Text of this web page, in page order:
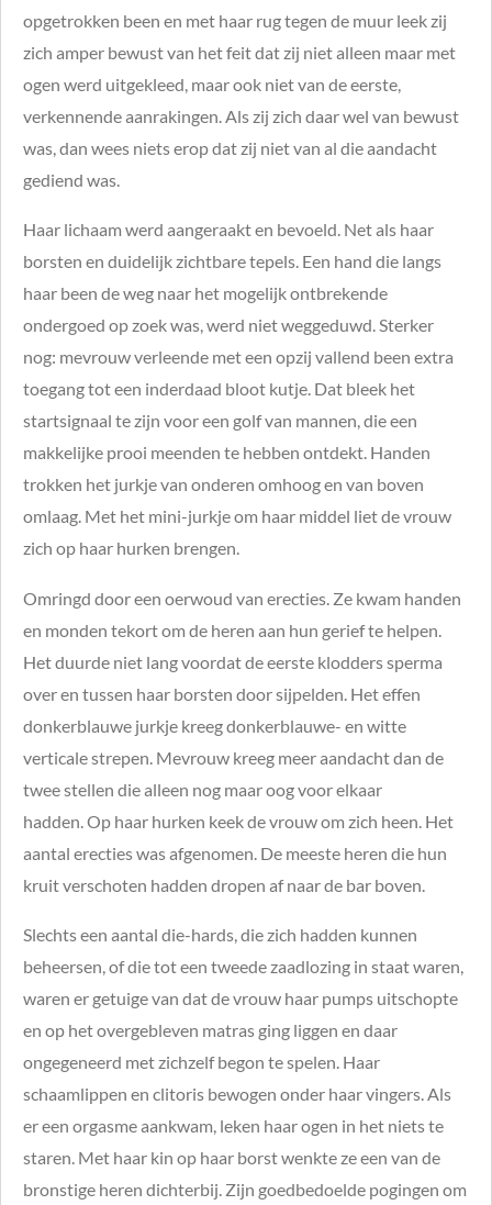
opgetrokken been en met haar rug tegen de muur leek zij
zich amper bewust van het feit dat zij niet alleen maar met
ogen werd uitgekleed, maar ook niet van de eerste,
verkennende aanrakingen. Als zij zich daar wel van bewust
was, dan wees niets erop dat zij niet van al die aandacht
gediend was.
Haar lichaam werd aangeraakt en bevoeld. Net als haar
borsten en duidelijk zichtbare tepels. Een hand die langs
haar been de weg naar het mogelijk ontbrekende
ondergoed op zoek was, werd niet weggeduwd. Sterker
nog: mevrouw verleende met een opzij vallend been extra
toegang tot een inderdaad bloot kutje. Dat bleek het
startsignaal te zijn voor een golf van mannen, die een
makkelijke prooi meenden te hebben ontdekt. Handen
trokken het jurkje van onderen omhoog en van boven
omlaag. Met het mini-jurkje om haar middel liet de vrouw
zich op haar hurken brengen.
Omringd door een oerwoud van erecties. Ze kwam handen
en monden tekort om de heren aan hun gerief te helpen.
Het duurde niet lang voordat de eerste klodders sperma
over en tussen haar borsten door sijpelden. Het effen
donkerblauwe jurkje kreeg donkerblauwe- en witte
verticale strepen. Mevrouw kreeg meer aandacht dan de
twee stellen die alleen nog maar oog voor elkaar
hadden. Op haar hurken keek de vrouw om zich heen. Het
aantal erecties was afgenomen. De meeste heren die hun
kruit verschoten hadden dropen af naar de bar boven.
Slechts een aantal die-hards, die zich hadden kunnen
beheersen, of die tot een tweede zaadlozing in staat waren,
waren er getuige van dat de vrouw haar pumps uitschopte
en op het overgebleven matras ging liggen en daar
ongegeneerd met zichzelf begon te spelen. Haar
schaamlippen en clitoris bewogen onder haar vingers. Als
er een orgasme aankwam, leken haar ogen in het niets te
staren. Met haar kin op haar borst wenkte ze een van de
bronstige heren dichterbij. Zijn goedbedoelde pogingen om